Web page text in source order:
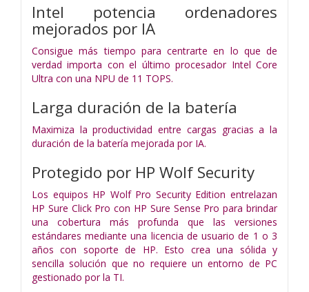
Intel potencia ordenadores
mejorados por IA
Consigue más tiempo para centrarte en lo que de
verdad importa con el último procesador Intel Core
Ultra con una NPU de 11 TOPS.
Larga duración de la batería
Maximiza la productividad entre cargas gracias a la
duración de la batería mejorada por IA.
Protegido por HP Wolf Security
Los equipos HP Wolf Pro Security Edition entrelazan
HP Sure Click Pro con HP Sure Sense Pro para brindar
una cobertura más profunda que las versiones
estándares mediante una licencia de usuario de 1 o 3
años con soporte de HP. Esto crea una sólida y
sencilla solución que no requiere un entorno de PC
gestionado por la TI.